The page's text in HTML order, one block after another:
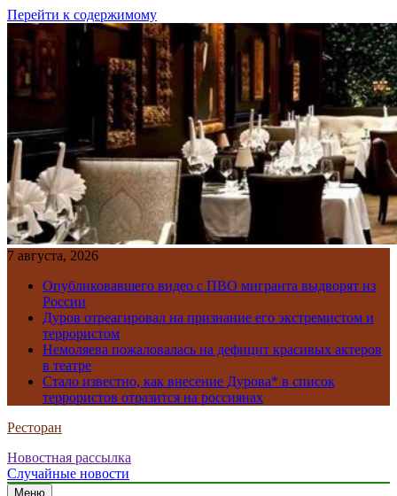
Перейти к содержимому
7 августа, 2026
Опубликовавшего видео с ПВО мигранта выдворят из
России
Дуров отреагировал на признание его экстремистом и
террористом
Немоляева пожаловалась на дефицит красивых актеров
в театре
Стало известно, как внесение Дурова* в список
террористов отразится на россиянах
Ресторан
Новостная рассылка
Случайные новости
Меню